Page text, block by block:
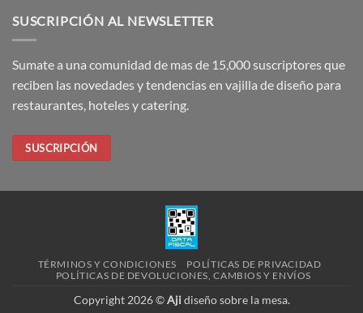
SUSCRIPCIÓN AL NEWSLETTER
Sumate a una comunidad de mas de 15,000 suscriptores que
reciben las novedades y tendencias en vajilla de diseño para
restaurantes, hoteles y catering.
SUSCRIPCIÓN
TÉRMINOS Y CONDICIONES
POLÍTICAS DE PRIVACIDAD
POLÍTICAS DE DEVOLUCIONES, CAMBIOS Y ENVÍOS
Copyright 2026 ©Ajidiseño sobre la mesa.